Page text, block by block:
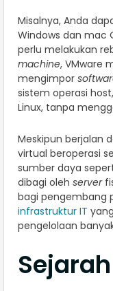
Misalnya, Anda
Windows dan mac
perlu melakukan
machine, VMware
mengimpor
sistem operasi
Linux, tanpa
Meskipun berjalan
virtual beroperasi
sumber daya
dibagi oleh server
bagi pengembang
infrastruktur IT
pengelolaan